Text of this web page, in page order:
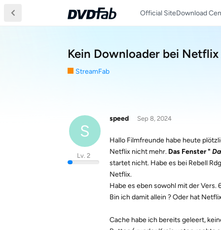
Official SiteDownload
Kein Downloader bei Netflix
StreamFab
S
speed
Lv. 2
Sep 8, 2024
Hallo Filmfreunde habe heute
Netflix nicht mehr. Das Fenster "
startet nicht. Habe es bei Rebell
Netflix.
Habe es eben sowohl mit der Vers.
Bin ich damit allein ? Oder hat
Cache habe ich bereits geleert,